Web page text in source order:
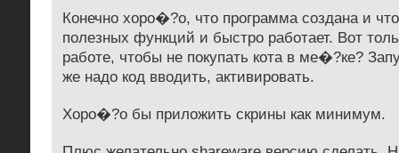
Конечно хоро�?о, что программа создана и
полезных функций и быстро работает. Вот
работе, чтобы не покупать кота в ме�?ке?
же надо код вводить, активировать.
Хоро�?о бы приложить скрины как минимум.